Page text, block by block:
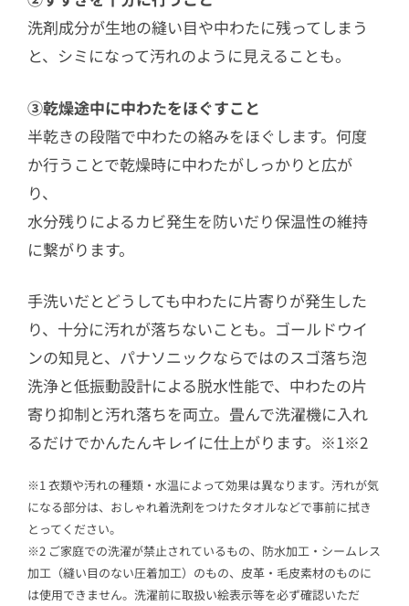
洗剤成分が生地の縫い目や中わたに残ってしまう
と、シミになって汚れのように見えることも。
③乾燥途中に中わたをほぐすこと
半乾きの段階で中わたの絡みをほぐします。何度
か行うことで乾燥時に中わたがしっかりと広が
り、
水分残りによるカビ発生を防いだり保温性の維持
に繋がります。
手洗いだとどうしても中わたに片寄りが発生した
り、十分に汚れが落ちないことも。ゴールドウイ
ンの知見と、パナソニックならではのスゴ落ち泡
洗浄と低振動設計による脱水性能で、中わたの片
寄り抑制と汚れ落ちを両立。畳んで洗濯機に入れ
るだけでかんたんキレイに仕上がります。※1※2
※1 衣類や汚れの種類・水温によって効果は異なります。汚れが気
になる部分は、おしゃれ着洗剤をつけたタオルなどで事前に拭き
とってください。
※2 ご家庭での洗濯が禁止されているもの、防水加工・シームレス
加工（縫い目のない圧着加工）のもの、皮革・毛皮素材のものに
は使用できません。洗濯前に取扱い絵表示等を必ず確認いただ